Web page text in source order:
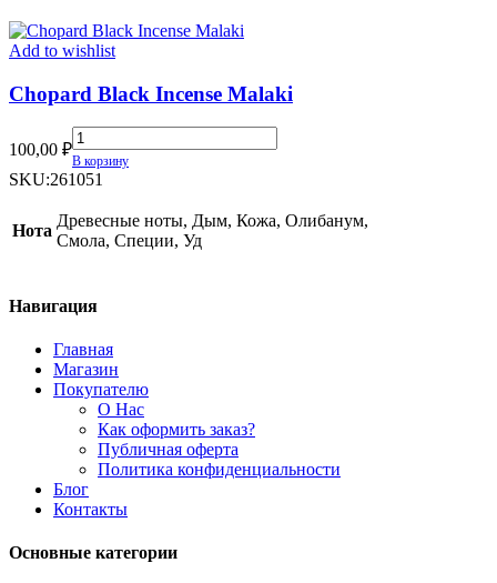
Add to wishlist
Chopard Black Incense Malaki
100,00 ₽
Chopard
Black
Incense
quantity
В корзину
SKU:261051
Нота
Древесные ноты, Дым, Кожа, Олибанум,
Смола, Специи, Уд
Навигация
Главная
Магазин
Покупателю
О Нас
Как оформить заказ?
Публичная оферта
Политика конфиденциальности
Блог
Контакты
Основные категории